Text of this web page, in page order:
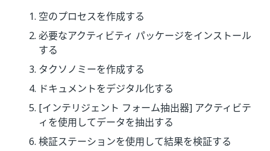
空のプロセスを作成する
必要なアクティビティ パッケージをインストール
する
タクソノミーを作成する
ドキュメントをデジタル化する
[インテリジェント フォーム抽出器] アクティビテ
ィを使用してデータを抽出する
検証ステーションを使用して結果を検証する